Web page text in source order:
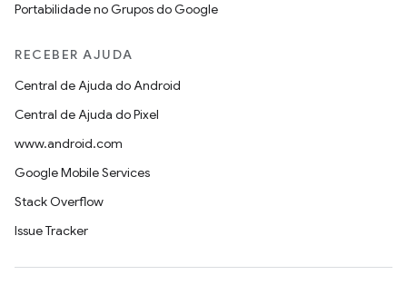
Portabilidade no Grupos do Google
RECEBER AJUDA
Central de Ajuda do Android
Central de Ajuda do Pixel
www.android.com
Google Mobile Services
Stack Overflow
Issue Tracker